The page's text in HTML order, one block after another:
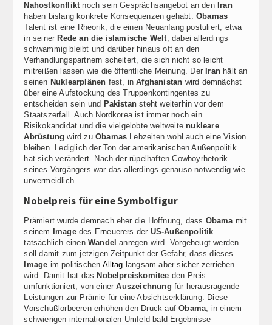
Nahostkonfliktnoch sein Gesprächsangebot an den Iran
haben bislang konkrete Konsequenzen gehabt. Obamas
Talent ist eine Rheorik, die einen Neuanfang postuliert, etwa
in seiner Rede an die islamische Welt, dabei allerdings
schwammig bleibt und darüber hinaus oft an den
Verhandlungspartnern scheitert, die sich nicht so leicht
mitreißen lassen wie die öffentliche Meinung. Der Iranhält an
seinen Nuklearplänen fest, inAfghanistan wird demnächst
über eine Aufstockung des Truppenkontingentes zu
entscheiden sein und Pakistan steht weiterhin vor dem
Staatszerfall. Auch Nordkorea ist immer noch ein
Risikokandidat und die vielgelobte weltweitenukleare
Abrüstung wird zu Obamas Lebzeiten wohl auch eine Vision
bleiben. Lediglich der Ton der amerikanischen Außenpolitik
hat sich verändert. Nach der rüpelhaften Cowboyrhetorik
seines Vorgängers war das allerdings genauso notwendig wie
unvermeidlich.
Nobelpreis für eine Symbolfigur
Prämiert wurde demnach eher die Hoffnung, dass Obamamit
seinem
Imagedes Erneuerers der US-Außenpolitik
tatsächlich einen Wandel anregen wird. Vorgebeugt werden
soll damit zum jetzigen Zeitpunkt der Gefahr, dass dieses
Image im politischen Alltag langsam aber sicher zerrieben
wird. Damit hat das Nobelpreiskomitee den Preis
umfunktioniert, von einerAuszeichnungfür herausragende
Leistungen zur Prämie für eine Absichtserklärung. Diese
Vorschußlorbeeren erhöhen den Druck aufObama, in einem
schwierigen internationalen Umfeld bald Ergebnisse